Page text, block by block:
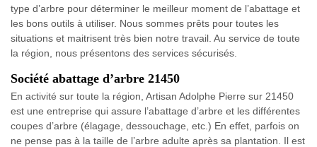
type d’arbre pour déterminer le meilleur moment de l’abattage et
les bons outils à utiliser. Nous sommes prêts pour toutes les
situations et maitrisent très bien notre travail. Au service de toute
la région, nous présentons des services sécurisés.
Société abattage d’arbre 21450
En activité sur toute la région, Artisan Adolphe Pierre sur 21450
est une entreprise qui assure l’abattage d’arbre et les différentes
coupes d’arbre (élagage, dessouchage, etc.) En effet, parfois on
ne pense pas à la taille de l’arbre adulte après sa plantation. Il est